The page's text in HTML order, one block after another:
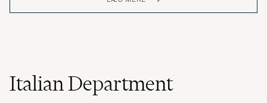
Italian Department